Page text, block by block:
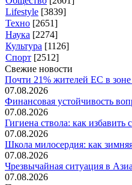
Lifestyle [3839]
Техно [2651]
Наука [2274]
Культура [1126]
Спорт [2512]
Свежие новости
Почти 21% жителей ЕС в зоне
07.08.2026
Финансовая устойчивость
07.08.2026
Гигиена ствола: как
07.08.2026
Школа милосердия: как
07.08.2026
Чрезвычайная ситуация в
07.08.2026